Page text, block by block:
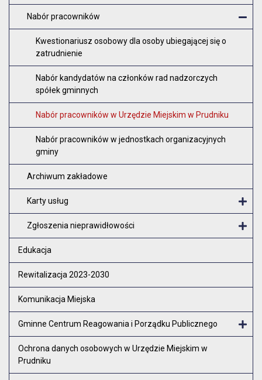
Nabór pracowników
Kwestionariusz osobowy dla osoby ubiegającej się o
zatrudnienie
Nabór kandydatów na członków rad nadzorczych
spółek gminnych
Nabór pracowników w Urzędzie Miejskim w Prudniku
Nabór pracowników w jednostkach organizacyjnych
gminy
Archiwum zakładowe
Karty usług
Zgłoszenia nieprawidłowości
Edukacja
Rewitalizacja 2023-2030
Komunikacja Miejska
Gminne Centrum Reagowania i Porządku Publicznego
Ochrona danych osobowych w Urzędzie Miejskim w
Prudniku